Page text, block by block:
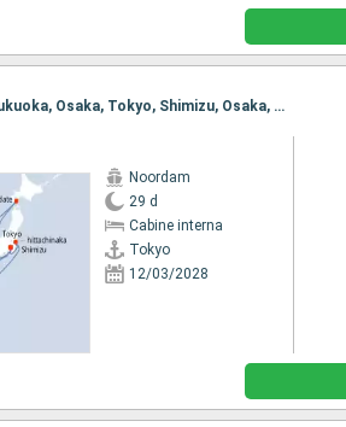
Itinerário : Tokyo, kochi, Kagoshima, Nagasaki, Seoul, Jeju, Pusan, Fukuoka, Osaka, Tokyo, Shimizu, Osaka, Hiroshima, Pusan, Sakai-Minato, Maizuru, Kanazawa, Hakodate, Miyako, hittachinaka, Tokyo
Noordam
29 d
Cabine interna
Tokyo
12/03/2028